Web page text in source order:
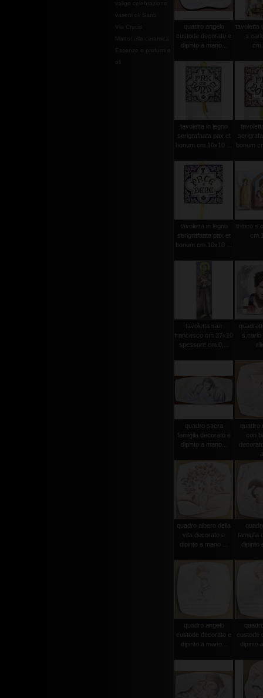
valige celebrazione
Mattonella ceramica
Essenze e profumi e
quadro angelo
custode decorato e
dipinto a mano...
tavoletta
tavoletta in legno
serigrafaata pax et
bonum cm.10x10 ...
bonum
tavoletta in legno
serigrafaata pax et
bonum cm.10x10 ...
trittico
tavoletta san
francesco cm.37x10
spessore cm.0,...
s.carlo
quadro sacra
famiglia decorato e
dipinto a mano...
quadro
con
quadro albero della
vita decorato e
dipinto a mano ...
famiglia
dipinto
quadro angelo
custode decorato e
dipinto a mano...
custode
dipinto